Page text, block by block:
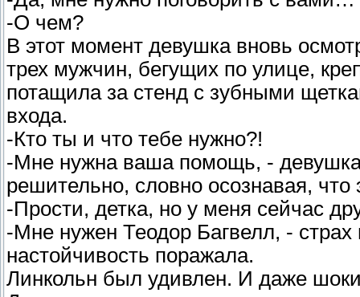
-О чем?
В этот момент девушка вновь
трех мужчин, бегущих по улице,
потащила за стенд с зубными
входа.
-Кто ты и что тебе нужно?!
-Мне нужна ваша помощь, - девушка
решительно, словно осознавая,
-Прости, детка, но у меня сейчас
-Мне нужен Теодор Багвелл, - страх
настойчивость поражала.
Линкольн был удивлен. И даже